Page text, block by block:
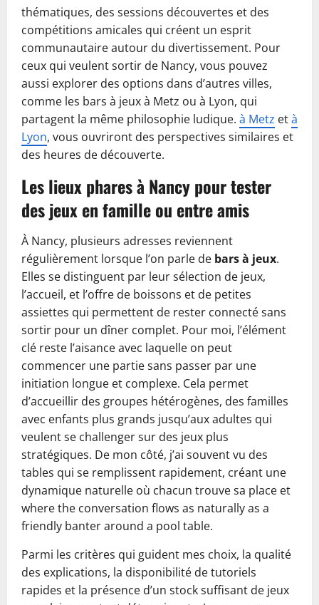
thématiques, des sessions découvertes et des
compétitions amicales qui créent un esprit
communautaire autour du divertissement. Pour
ceux qui veulent sortir de Nancy, vous pouvez
aussi explorer des options dans d’autres villes,
comme les bars à jeux à Metz ou à Lyon, qui
partagent la même philosophie ludique. à Metz età
Lyon, vous ouvriront des perspectives similaires et
des heures de découverte.
Les lieux phares à Nancy pour tester
des jeux en famille ou entre amis
À Nancy, plusieurs adresses reviennent
régulièrement lorsque l’on parle de bars à jeux.
Elles se distinguent par leur sélection de jeux,
l’accueil, et l’offre de boissons et de petites
assiettes qui permettent de rester connecté sans
sortir pour un dîner complet. Pour moi, l’élément
clé reste l’aisance avec laquelle on peut
commencer une partie sans passer par une
initiation longue et complexe. Cela permet
d’accueillir des groupes hétérogènes, des familles
avec enfants plus grands jusqu’aux adultes qui
veulent se challenger sur des jeux plus
stratégiques. De mon côté, j’ai souvent vu des
tables qui se remplissent rapidement, créant une
dynamique naturelle où chacun trouve sa place et
where the conversation flows as naturally as a
friendly banter around a pool table.
Parmi les critères qui guident mes choix, la qualité
des explications, la disponibilité de tutoriels
rapides et la présence d’un stock suffisant de jeux